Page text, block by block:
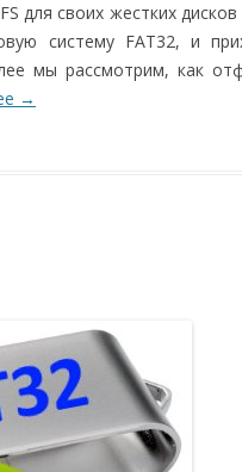
для своих жестких
систему FAT32, и
мы рассмотрим, как
→